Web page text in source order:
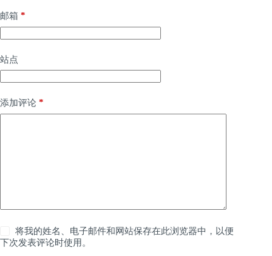
邮箱 *
站点
添加评论 *
将我的姓名、电子邮件和网站保存在此浏览器中，以便
下次发表评论时使用。